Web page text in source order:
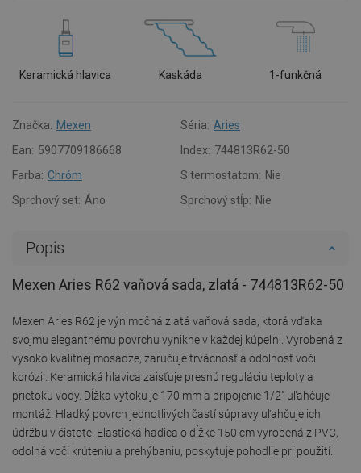
Keramická hlavica Kaskáda 1-funkčná
Značka: Mexen Séria: Aries
Ean: 5907709186668 Index: 744813R62-50
Farba: Chróm S termostatom: Nie
Sprchový set: Áno Sprchový stĺp: Nie
Popis
Mexen Aries R62 vaňová sada, zlatá - 744813R62-50
Mexen Aries R62 je výnimočná zlatá vaňová sada, ktorá vďaka
svojmu elegantnému povrchu vynikne v každej kúpeľni. Vyrobená z
vysoko kvalitnej mosadze, zaručuje trvácnosť a odolnosť voči
korózii. Keramická hlavica zaisťuje presnú reguláciu teploty a
prietoku vody. Dĺžka výtoku je 170 mm a pripojenie 1/2" uľahčuje
montáž. Hladký povrch jednotlivých častí súpravy uľahčuje ich
údržbu v čistote. Elastická hadica o dĺžke 150 cm vyrobená z PVC,
odolná voči krúteniu a prehýbaniu, poskytuje pohodlie pri použití.